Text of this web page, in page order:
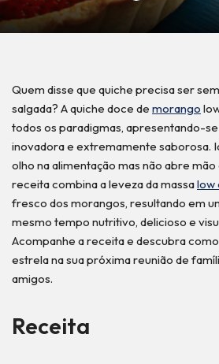
Quem disse que quiche precisa ser
salgada? A quiche doce de morango
todos os paradigmas, apresentando-
inovadora e extremamente saborosa.
olho na alimentação mas não abre
receita combina a leveza da massalow
fresco dos morangos, resultando em
mesmo tempo nutritivo, delicioso e
Acompanhe a receita e descubra
estrela na sua próxima reunião de
amigos.
Receita